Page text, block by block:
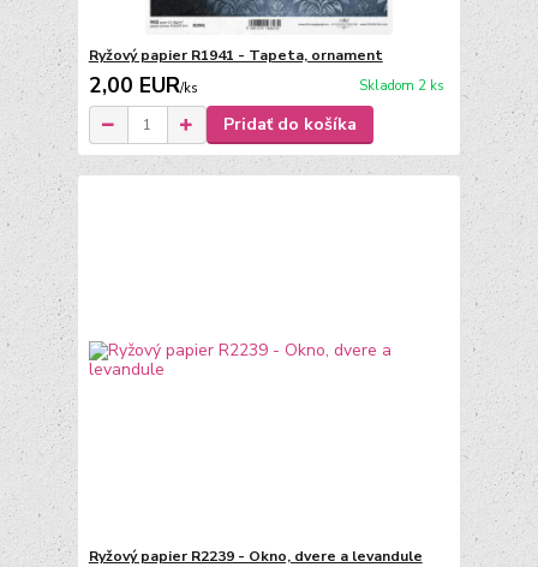
Ryžový papier R1941 - Tapeta, ornament
2,00 EUR/ks Skladom 2 ks
Pridať do košíka
Ryžový papier R2239 - Okno, dvere a levandule